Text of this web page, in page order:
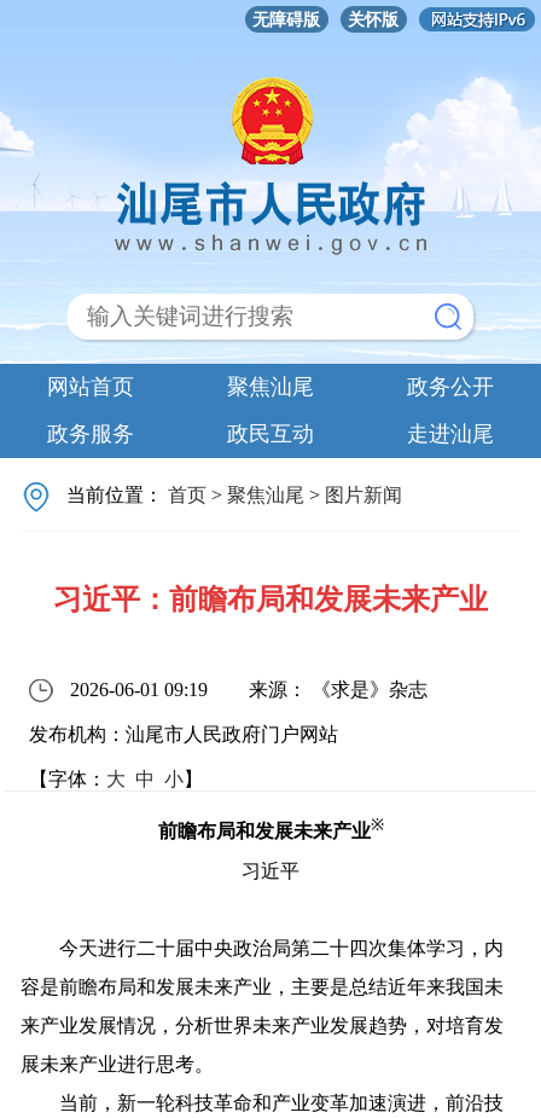
无障碍版 关怀版
网站首页 聚焦汕尾
政务公开
政务服务
政民互动 走进汕尾
当前位置：首页 >聚焦汕尾 > 图片新闻
习近平：前瞻布局和发展未来产业
2026-06-01 09:19 来源： 《求是》杂志
发布机构：汕尾市人民政府门户网站
【字体： 大 中 小】
前瞻布局和发展未来产业※
习近平
今天进行二十届中央政治局第二十四次集体学习，内
容是前瞻布局和发展未来产业，主要是总结近年来我国未
来产业发展情况，分析世界未来产业发展趋势，对培育发
展未来产业进行思考。
当前，新一轮科技革命和产业变革加速演进，前沿技